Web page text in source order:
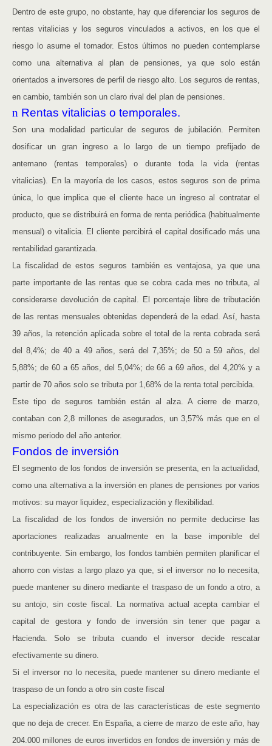
Dentro de este grupo, no obstante, hay que diferenciar los seguros de
rentas vitalicias y los seguros vinculados a activos, en los que el
riesgo lo asume el tomador. Estos últimos no pueden contemplarse
como una alternativa al plan de pensiones, ya que solo están
orientados a inversores de perfil de riesgo alto. Los seguros de rentas,
en cambio, también son un claro rival del plan de pensiones.
n Rentas vitalicias o temporales.
Son una modalidad particular de seguros de jubilación. Permiten
dosificar un gran ingreso a lo largo de un tiempo prefijado de
antemano (rentas temporales) o durante toda la vida (rentas
vitalicias). En la mayoría de los casos, estos seguros son de prima
única, lo que implica que el cliente hace un ingreso al contratar el
producto, que se distribuirá en forma de renta periódica (habitualmente
mensual) o vitalicia. El cliente percibirá el capital dosificado más una
rentabilidad garantizada.
La fiscalidad de estos seguros también es ventajosa, ya que una
parte importante de las rentas que se cobra cada mes no tributa, al
considerarse devolución de capital. El porcentaje libre de tributación
de las rentas mensuales obtenidas dependerá de la edad. Así, hasta
39 años, la retención aplicada sobre el total de la renta cobrada será
del 8,4%; de 40 a 49 años, será del 7,35%; de 50 a 59 años, del
5,88%; de 60 a 65 años, del 5,04%; de 66 a 69 años, del 4,20% y a
partir de 70 años solo se tributa por 1,68% de la renta total percibida.
Este tipo de seguros también están al alza. A cierre de marzo,
contaban con 2,8 millones de asegurados, un 3,57% más que en el
mismo periodo del año anterior.
Fondos de inversión
El segmento de los fondos de inversión se presenta, en la actualidad,
como una alternativa a la inversión en planes de pensiones por varios
motivos: su mayor liquidez, especialización y flexibilidad.
La fiscalidad de los fondos de inversión no permite deducirse las
aportaciones realizadas anualmente en la base imponible del
contribuyente. Sin embargo, los fondos también permiten planificar el
ahorro con vistas a largo plazo ya que, si el inversor no lo necesita,
puede mantener su dinero mediante el traspaso de un fondo a otro, a
su antojo, sin coste fiscal. La normativa actual acepta cambiar el
capital de gestora y fondo de inversión sin tener que pagar a
Hacienda. Solo se tributa cuando el inversor decide rescatar
efectivamente su dinero.
Si el inversor no lo necesita, puede mantener su dinero mediante el
traspaso de un fondo a otro sin coste fiscal
La especialización es otra de las características de este segmento
que no deja de crecer. En España, a cierre de marzo de este año, hay
204.000 millones de euros invertidos en fondos de inversión y más de